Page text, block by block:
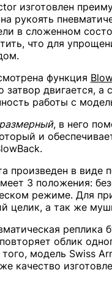
изготовлен
рукоять
в сложенном
что для
функция
затвор двигается,
работы с
, в него
и
.
произведен в виде
3 положения:
режиме. Для
целик, а так же
реплика
облик
модель Swiss
качество